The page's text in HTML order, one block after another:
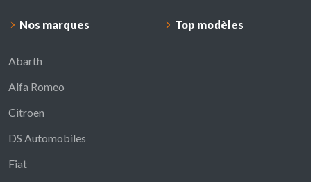
Nos marques
Abarth
Alfa Romeo
Citroen
DS Automobiles
Fiat
Top modèles